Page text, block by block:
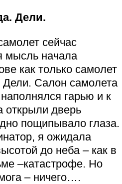
Дели.
сейчас
мысль начала
как только самолет
Дели. Салон самолета
гарью и к
открыли дверь
пощипывало глаза.
я ожидала
до неба – как в
–катастрофе. Но
– ничего….